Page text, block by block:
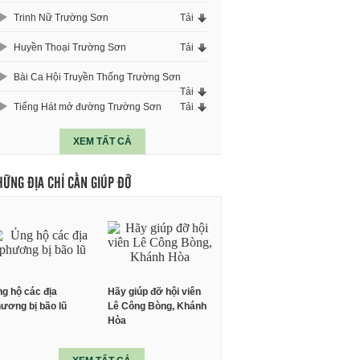
Trinh Nữ Trường Sơn Tải
Huyền Thoại Trường Sơn Tải
Bài Ca Hội Truyền Thống Trường Sơn
Tải
Tiếng Hát mở đường Trường Sơn
Tải
XEM TẤT CẢ
ĐỊA CHỈ CẦN GIÚP ĐỠ
hộ các địa
bị bão lũ
Hãy giúp đỡ hội viên
Lê Công Bòng, Khánh
Hòa